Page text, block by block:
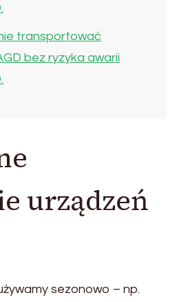
transportować
bez ryzyka awarii
urządzeń
sezonowo – np.